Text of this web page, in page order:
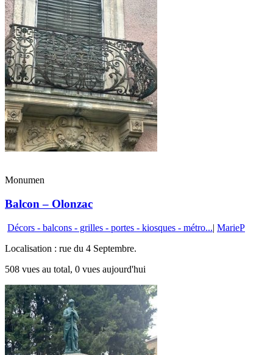
Monumen
Balcon – Olonzac
Décors - balcons - grilles - portes - kiosques - métro...| MarieP
Localisation : rue du 4 Septembre.
508 vues au total, 0 vues aujourd'hui